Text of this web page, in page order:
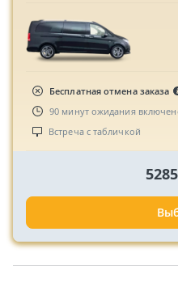
Бесплатная отмена заказа
90 минут ожидания
Встреча с табличкой